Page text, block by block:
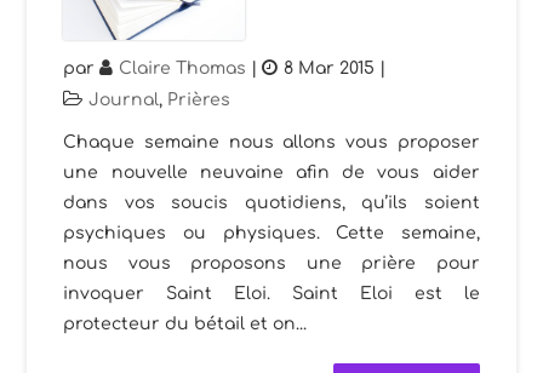
par Claire Thomas | 8 Mar 2015
Journal, Prières
Chaque semaine nous allons vous proposer
une nouvelle neuvaine afin de vous aider
dans vos soucis quotidiens, qu’ils soient
psychiques ou physiques. Cette semaine,
nous vous proposons une prière pour
invoquer Saint Eloi. Saint Eloi est le
protecteur du bétail et on...